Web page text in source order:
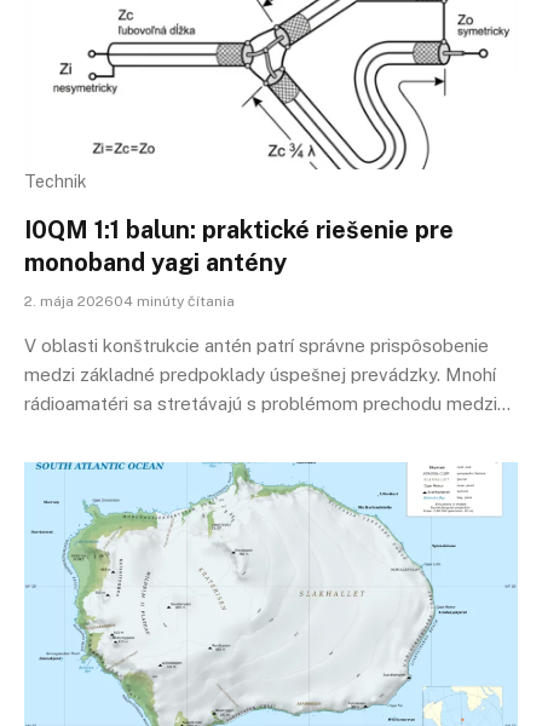
Technik
I0QM 1:1 balun: praktické riešenie pre
monoband yagi antény
2. mája 202604 minúty čítania
V oblasti konštrukcie antén patrí správne prispôsobenie
medzi základné predpoklady úspešnej prevádzky. Mnohí
rádioamatéri sa stretávajú s problémom prechodu medzi…